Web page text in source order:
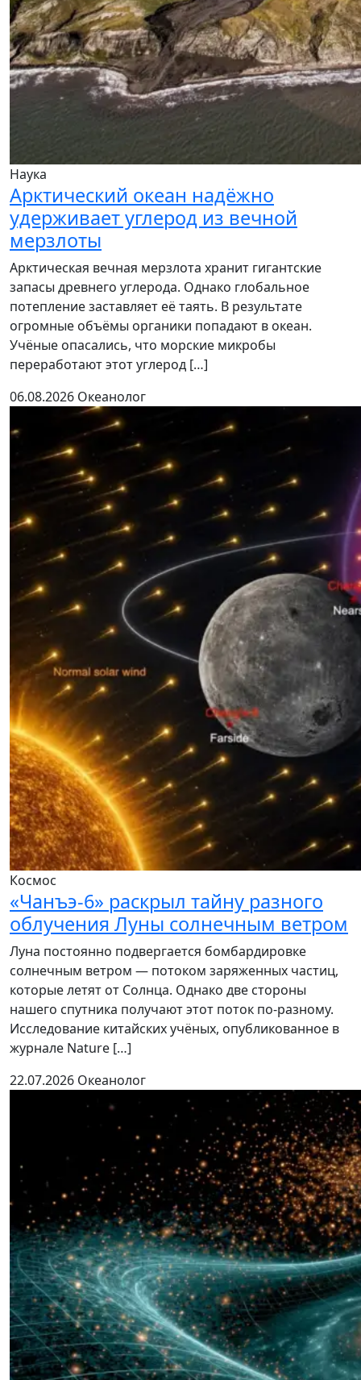
Наука
Арктический океан надёжно
удерживает углерод из вечной
мерзлоты
Арктическая вечная мерзлота хранит гигантские
запасы древнего углерода. Однако глобальное
потепление заставляет её таять. В результате
огромные объёмы органики попадают в океан.
Учёные опасались, что морские микробы
переработают этот углерод […]
06.08.2026 Океанолог
Космос
«Чанъэ-6» раскрыл тайну разного
облучения Луны солнечным ветром
Луна постоянно подвергается бомбардировке
солнечным ветром — потоком заряженных частиц,
которые летят от Солнца. Однако две стороны
нашего спутника получают этот поток по-разному.
Исследование китайских учёных, опубликованное в
журнале Nature […]
22.07.2026 Океанолог